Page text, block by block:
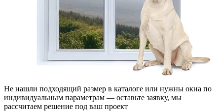
Не нашли подходящий размер в каталоге или нужны окна по
индивидуальным параметрам — оставьте заявку, мы
рассчитаем решение под ваш проект